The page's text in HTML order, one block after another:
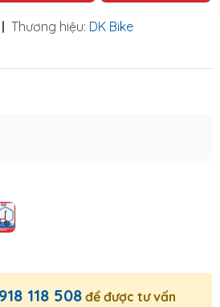
| Thương hiệu: DK Bike
118 508 để được tư vấn